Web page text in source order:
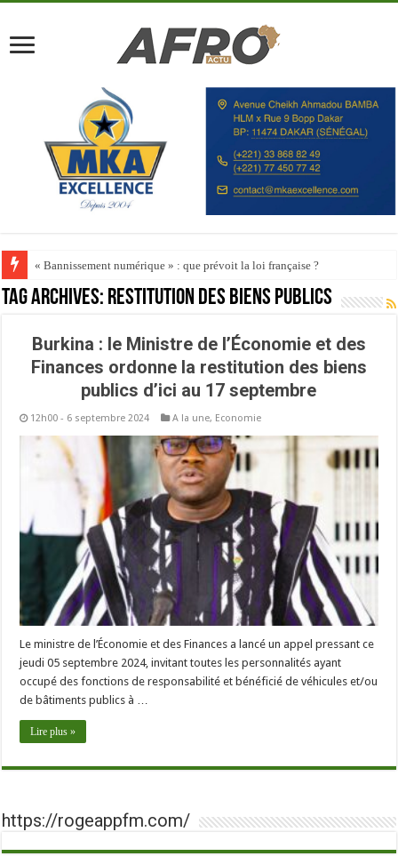
« Bannissement numérique » : que prévoit la loi française ?
Tag Archives: Restitution des biens publics
Burkina : le Ministre de l’Économie et des
Finances ordonne la restitution des biens
publics d’ici au 17 septembre
12h00 - 6 septembre 2024 A la une, Economie
Le ministre de l’Économie et des Finances a lancé un appel pressant ce
jeudi 05 septembre 2024, invitant toutes les personnalités ayant
occupé des fonctions de responsabilité et bénéficié de véhicules et/ou
de bâtiments publics à …
Lire plus »
https://rogeappfm.com/